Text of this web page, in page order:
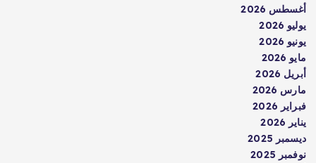
أغسطس 2026
يوليو 2026
يونيو 2026
مايو 2026
أبريل 2026
مارس 2026
فبراير 2026
يناير 2026
ديسمبر 2025
نوفمبر 2025